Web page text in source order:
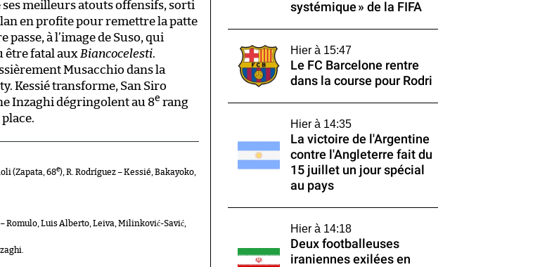
ses meilleurs atouts offensifs, sorti
en profite pour remettre la patte
à l’image de Suso, qui
être fatal aux Biancocelesti.
Musacchio dans la
Kessié transforme, San Siro
Inzaghi dégringolent au 8e rang
place.
(Zapata, 68e), R. Rodríguez – Kessié, Bakayoko,
– Romulo, Luis Alberto, Leiva, Milinković-Savić,
systémique » de la FIFA
Hier à 15:47
Le FC Barcelone rentre
dans la course pour Rodri
Hier à 14:35
La victoire de l'Argentine
contre l'Angleterre fait du
15 juillet un jour spécial
au pays
Hier à 14:18
Deux footballeuses
iraniennes exilées en